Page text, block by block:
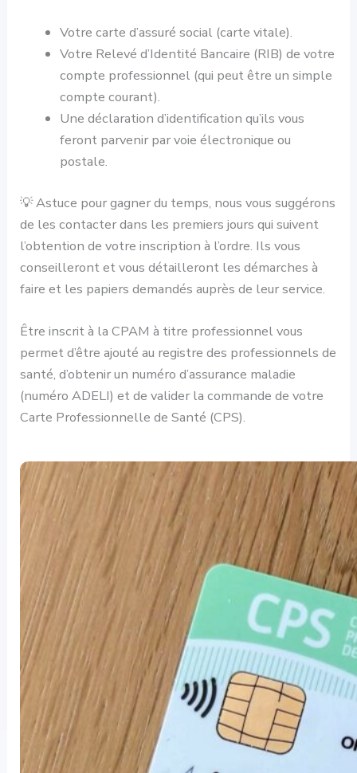
Votre carte d’assuré social (carte vitale).
Votre Relevé d’Identité Bancaire (RIB) de votre
compte professionnel (qui peut être un simple
compte courant).
Une déclaration d’identification qu’ils vous
feront parvenir par voie électronique ou
postale.
💡 Astuce pour gagner du temps, nous vous suggérons
de les contacter dans les premiers jours qui suivent
l’obtention de votre inscription à l’ordre. Ils vous
conseilleront et vous détailleront les démarches à
faire et les papiers demandés auprès de leur service.
Être inscrit à la CPAM à titre professionnel vous
permet d’être ajouté au registre des professionnels de
santé, d’obtenir un numéro d’assurance maladie
(numéro ADELI) et de valider la commande de votre
Carte Professionnelle de Santé (CPS).